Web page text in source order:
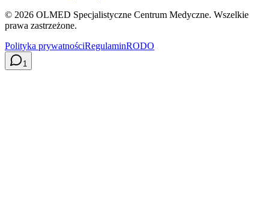
© 2026 OLMED Specjalistyczne Centrum Medyczne. Wszelkie
prawa zastrzeżone.
Polityka prywatnościRegulaminRODO
1